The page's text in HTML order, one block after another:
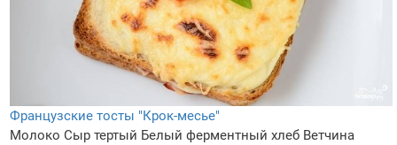
Французские тосты "Крок-месье"
Молоко Сыр тертый Белый ферментный хлеб Ветчина